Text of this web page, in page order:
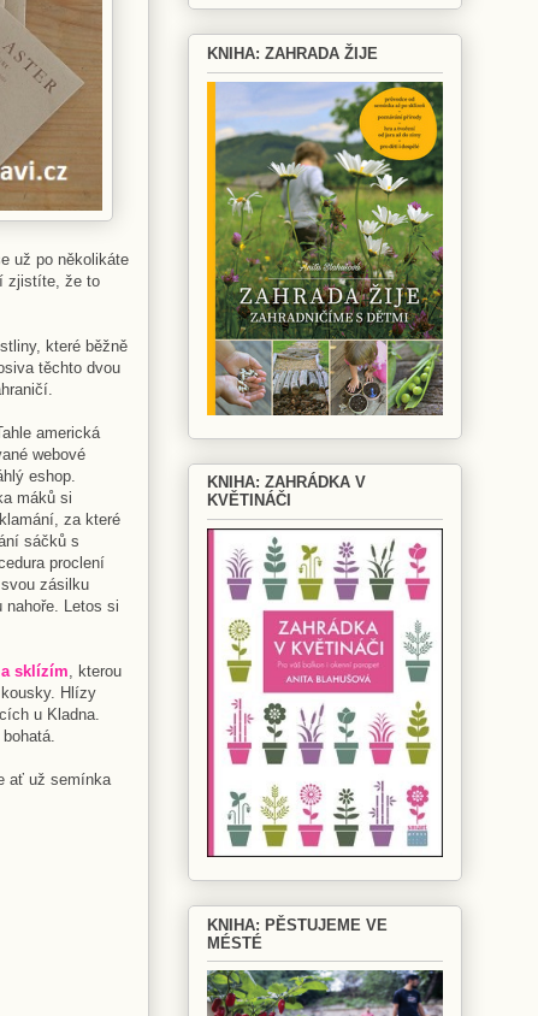
už po několikáte
zjistíte, že to
které běžně
těchto dvou
americká
webové
eshop.
máků si
za které
sáčků s
proclení
zásilku
Letos si
sklízím, kterou
Hlízy
u Kladna.
ať už semínka
KNIHA: ZAHRADA ŽIJE
KNIHA: ZAHRÁDKA V
KVĚTINÁČI
KNIHA: PĚSTUJEME VE
MÉSTÉ